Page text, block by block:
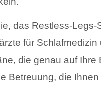
das Restless-Legs-
für
die genau auf Ihre
Betreuung, die